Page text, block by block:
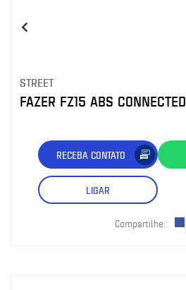
STREET
FAZER FZ15 ABS
RECEBA CONTATO
LIGAR
Compartilhe: